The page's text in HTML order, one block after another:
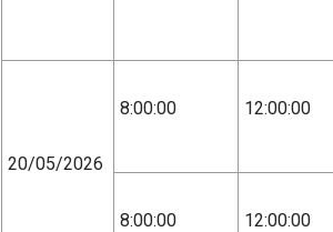
20/05/2026
8:00:00 12:00:00
8:00:00 12:00:00